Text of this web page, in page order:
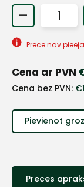
-
Prece nav
Cena ar PVN
Cena bez PVN: €
Pievienot
Preces